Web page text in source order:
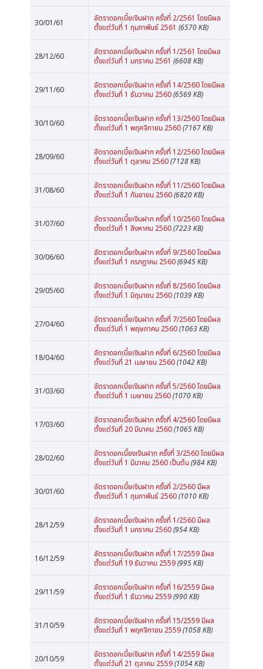
30/01/61
อัตราดอกเบี้ยเงินฝาก ครั้งที่ 2/2561 โดยมีผล
ตั้งแต่วันที่ 1 กุมภาพันธ์ 2561 (6570 KB)
28/12/60
อัตราดอกเบี้ยเงินฝาก ครั้งที่ 1/2561 โดยมีผล
ตั้งแต่วันที่ 1 มกราคม 2561 (6608 KB)
29/11/60
อัตราดอกเบี้ยเงินฝาก ครั้งที่ 14/2560 โดยมีผล
ตั้งแต่วันที่ 1 ธันวาคม 2560(6569 KB)
30/10/60
อัตราดอกเบี้ยเงินฝาก ครั้งที่ 13/2560 โดยมีผล
ตั้งแต่วันที่ 1 พฤศจิกายน 2560(7167 KB)
28/09/60
อัตราดอกเบี้ยเงินฝาก ครั้งที่ 12/2560 โดยมีผล
ตั้งแต่วันที่ 1 ตุลาคม 2560(7128 KB)
31/08/60
อัตราดอกเบี้ยเงินฝาก ครั้งที่ 11/2560 โดยมีผล
ตั้งแต่วันที่ 1 กันยายน 2560(6820 KB)
31/07/60
อัตราดอกเบี้ยเงินฝาก ครั้งที่ 10/2560 โดยมีผล
ตั้งแต่วันที่ 1 สิงหาคม 2560(7223 KB)
30/06/60
อัตราดอกเบี้ยเงินฝาก ครั้งที่ 9/2560 โดยมีผล
ตั้งแต่วันที่ 1 กรกฎาคม 2560(6945 KB)
29/05/60
อัตราดอกเบี้ยเงินฝาก ครั้งที่ 8/2560 โดยมีผล
ตั้งแต่วันที่ 1 มิถุนายน 2560(1039 KB)
27/04/60
อัตราดอกเบี้ยเงินฝาก ครั้งที่ 7/2560 โดยมีผล
ตั้งแต่วันที่ 1 พฤษภาคม 2560(1063 KB)
18/04/60
อัตราดอกเบี้ยเงินฝาก ครั้งที่ 6/2560 โดยมีผล
ตั้งแต่วันที่ 21 เมษายน 2560(1042 KB)
31/03/60
อัตราดอกเบี้ยเงินฝาก ครั้งที่ 5/2560 โดยมีผล
ตั้งแต่วันที่ 1 เมษายน 2560(1070 KB)
17/03/60
อัตราดอกเบี้ยเงินฝาก ครั้งที่ 4/2560 โดยมีผล
ตั้งแต่วันที่ 20 มีนาคม 2560(1065 KB)
28/02/60
อัตราดอกเบี้ยงเงินฝาก ครั้งที่ 3/2560 โดยมีผล
ตั้งแต่วันที่ 1 มีนาคม 2560 เป็นต้น(984 KB)
30/01/60
อัตราดอกเบี้ยเงินฝาก ครั้งที่ 2/2560 มีผล
ตั้งแต่วันที่ 1 กุมภาพันธ์ 2560(1010 KB)
28/12/59
อัตราดอกเบี้ยเงินฝาก ครั้งที่ 1/2560 มีผล
ตั้งแต่วันที่ 1 มกราคม 2560(954 KB)
16/12/59
อัตราดอกเบี้ยเงินฝาก ครั้งที่ 17/2559 มีผล
ตั้งแต่วันที่ 19 ธันวาคม 2559(995 KB)
29/11/59
อัตราดอกเบี้ยเงินฝาก ครั้งที่ 16/2559 มีผล
ตั้งแต่วันที่ 1 ธันวาคม 2559(990 KB)
31/10/59
อัตราดอกเบี้ยเงินฝาก ครั้งที่ 15/2559 มีผล
ตั้งแต่วันที่ 1 พฤศจิกายน 2559(1058 KB)
20/10/59
อัตราดอกเบี้ยเงินฝาก ครั้งที่ 14/2559 มีผล
ตั้งแต่วันที่ 21 ตุลาคม 2559(1054 KB)